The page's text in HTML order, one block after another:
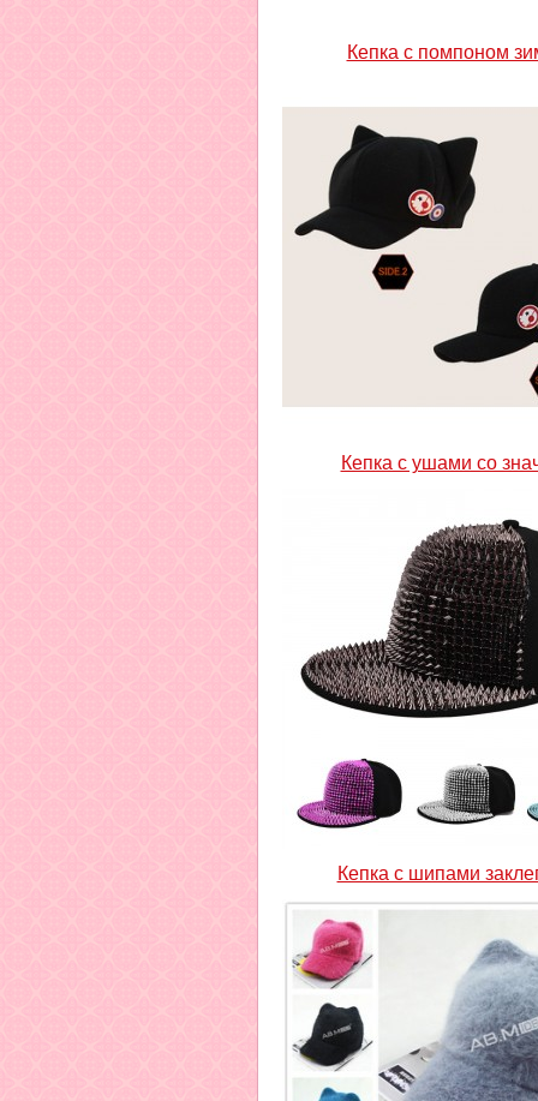
Кепка с помпоном
Кепка с ушами со
Кепка с шипами